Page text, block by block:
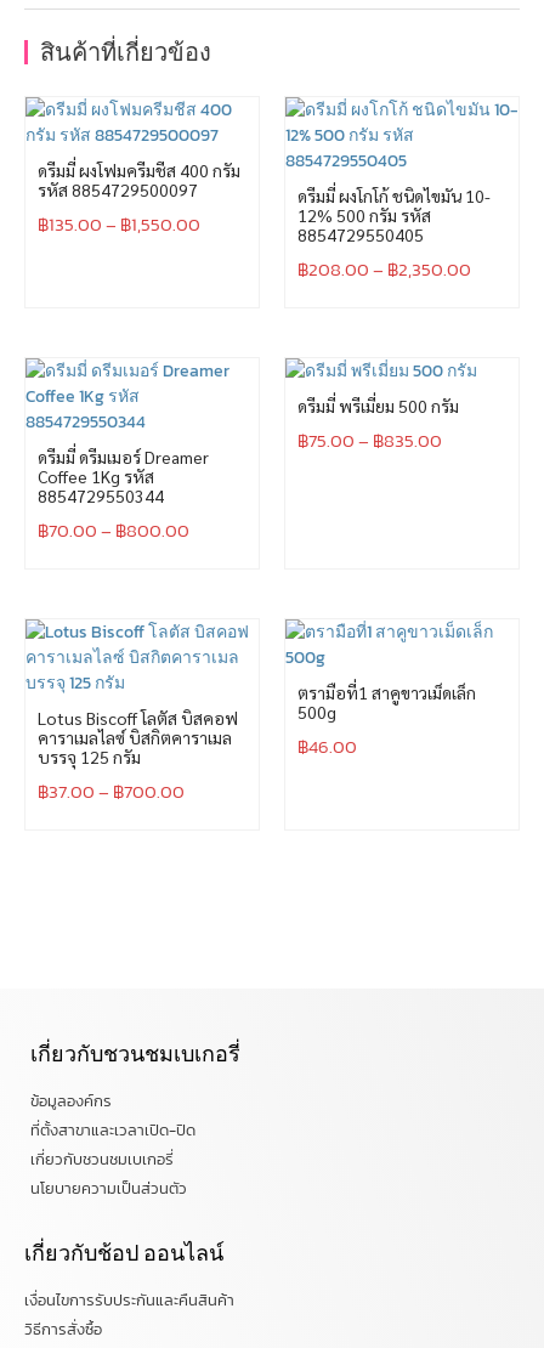
สินค้าที่เกี่ยวข้อง
ดรีมมี่ ผงโฟมครีมชีส 400 กรัม
รหัส 8854729500097
฿135.00– ฿1,550.00
ดรีมมี่ ผงโกโก้ ชนิดไขมัน 10-
12% 500 กรัม รหัส
8854729550405
฿208.00– ฿2,350.00
ดรีมมี่ ดรีมเมอร์ Dreamer
Coffee 1Kg รหัส
8854729550344
฿70.00– ฿800.00
ดรีมมี่ พรีเมี่ยม 500 กรัม
฿75.00– ฿835.00
Lotus Biscoff โลตัส บิสคอฟ
คาราเมลไลซ์ บิสกิตคาราเมล
บรรจุ 125 กรัม
฿37.00– ฿700.00
ตรามือที่1 สาคูขาวเม็ดเล็ก
500g
฿46.00
เกี่ยวกับชวนชมเบเกอรี่
ข้อมูลองค์กร
ที่ตั้งสาขาและเวลาเปิด-ปิด
เกี่ยวกับชวนชมเบเกอรี่
นโยบายความเป็นส่วนตัว
เกี่ยวกับช้อป ออนไลน์
เงื่อนไขการรับประกันและคืนสินค้า
วิธีการสั่งซื้อ